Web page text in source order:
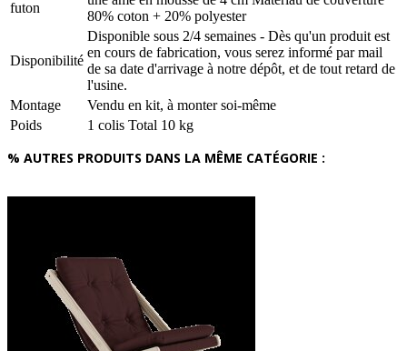
futon
80% coton + 20% polyester
Disponibilité
Disponible sous 2/4 semaines - Dès qu'un produit est
en cours de fabrication, vous serez informé par mail
de sa date d'arrivage à notre dépôt, et de tout retard de
l'usine.
Montage
Vendu en kit, à monter soi-même
Poids
1 colis Total 10 kg
% AUTRES PRODUITS DANS LA MÊME CATÉGORIE :